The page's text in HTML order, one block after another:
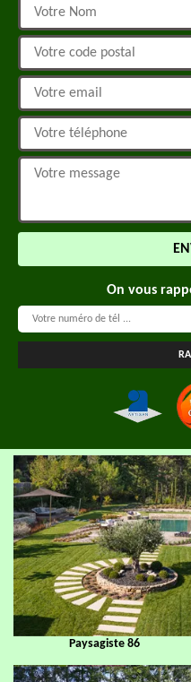
On vous
Paysagiste 86